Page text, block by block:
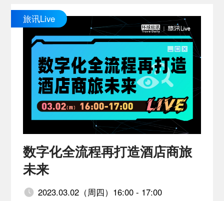
旅讯Live
数字化全流程再打造酒店商旅
未来
2023.03.02（周四）16:00 - 17:00